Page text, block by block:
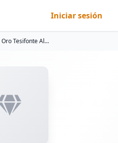
Iniciar sesión
Compro Oro Tesifonte Albacete